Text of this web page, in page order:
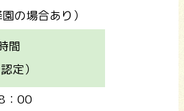
の場合あり）
間
定）
：00